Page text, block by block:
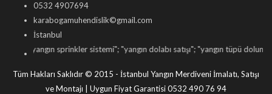
0532 4907694
karabogamuhendislik©gmail.com
İstanbul
sprinkler sistemi"; "yangın dolabı satışı"; "yangın tüpü dolumu"; "yangın
Tüm Hakları Saklıdır © 2015 - İstanbul Yangın Merdiveni İmalatı, Satışı
ve Montajı | Uygun Fiyat Garantisi 0532 490 76 94